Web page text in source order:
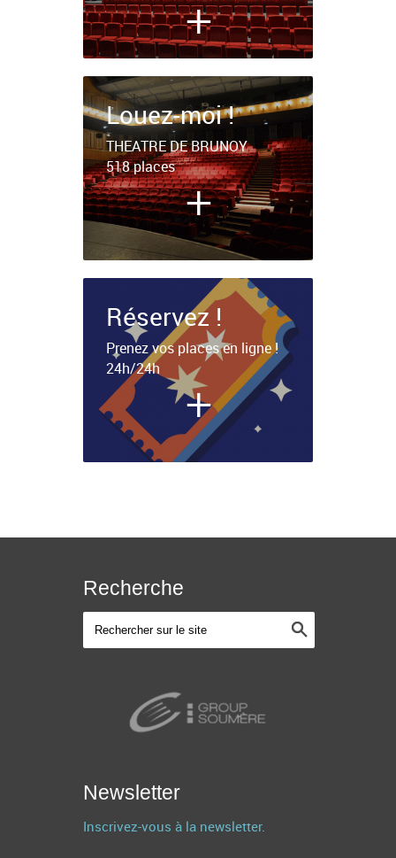
+
Louez-moi !
THEATRE DE BRUNOY
518 places
+
Réservez !
Prenez vos places en ligne !
24h/24h
+
Recherche
Newsletter
Inscrivez-vous à la newsletter.